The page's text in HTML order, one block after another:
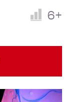
6+